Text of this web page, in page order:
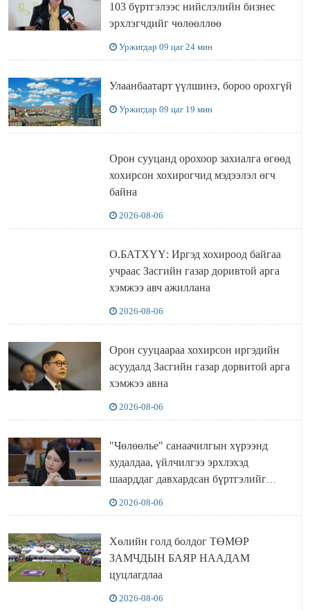
103 бүртгэлээс нийслэлийн бизнес
эрхлэгчдийг чөлөөллөө
Уржигдар 09 цаг 24 мин
Улаанбаатарт үүлшинэ, бороо орохгүй
Уржигдар 09 цаг 19 мин
Орон сууцанд орохоор захиалга өгөөд
хохирсон хохирогчид мэдээлэл өгч
байна
2026-08-06
О.БАТХҮҮ: Иргэд хохироод байгаа
учраас Засгийн газар доривтой арга
хэмжээ авч ажиллана
2026-08-06
Орон сууцаараа хохирсон иргэдийн
асуудалд Засгийн газар дорвитой арга
хэмжээ авна
2026-08-06
"Чөлөөлье" санаачилгын хүрээнд
худалдаа, үйлчилгээ эрхлэхэд
шаарддаг давхардсан бүртгэлийг
2026-08-06
Хөлийн голд болдог ТӨМӨР
ЗАМЧДЫН БАЯР НААДАМ
цуцлагдлаа
2026-08-06